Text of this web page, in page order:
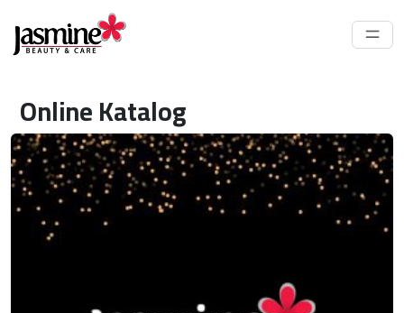
Online Katalog